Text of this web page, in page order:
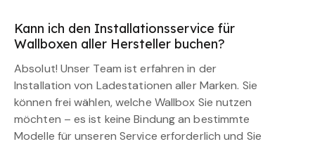
Kann ich den Installationsservice für
Wallboxen aller Hersteller buchen?
Absolut! Unser Team ist erfahren in der
Installation von Ladestationen aller Marken. Sie
können frei wählen, welche Wallbox Sie nutzen
möchten – es ist keine Bindung an bestimmte
Modelle für unseren Service erforderlich und Sie